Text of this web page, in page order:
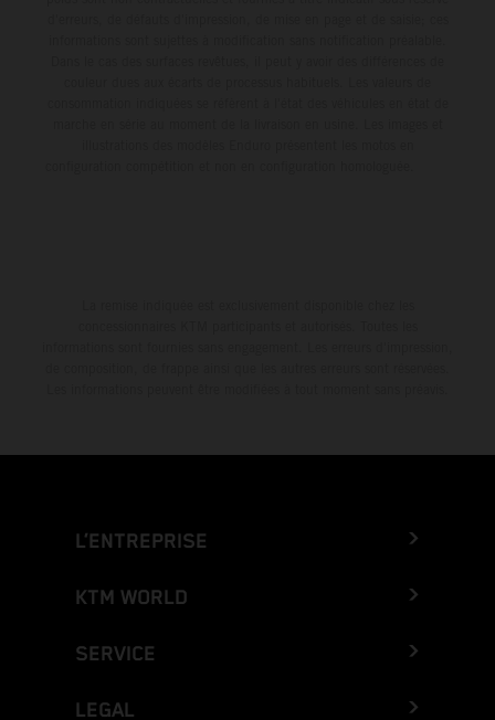
L’ENTREPRISE
KTM WORLD
SERVICE
LEGAL